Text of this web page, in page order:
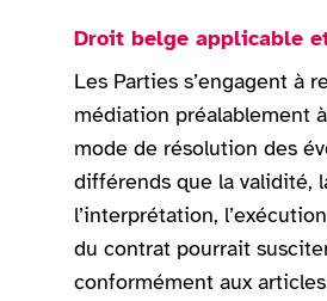
Droit belge applicable
Les Parties s’engagent à
médiation préalablement
mode de résolution des
différends que la validité,
l’interprétation,
du contrat pourrait
conformément aux